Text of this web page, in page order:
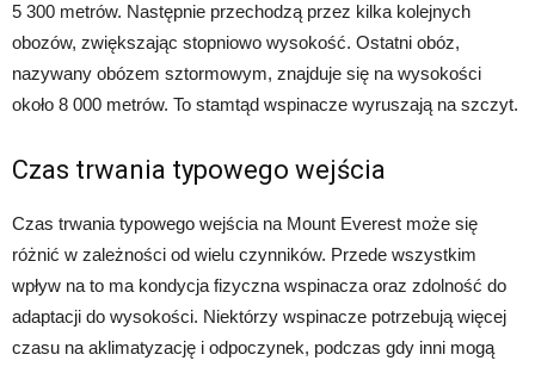
5 300 metrów. Następnie przechodzą przez kilka kolejnych
obozów, zwiększając stopniowo wysokość. Ostatni obóz,
nazywany obózem sztormowym, znajduje się na wysokości
około 8 000 metrów. To stamtąd wspinacze wyruszają na szczyt.
Czas trwania typowego wejścia
Czas trwania typowego wejścia na Mount Everest może się
różnić w zależności od wielu czynników. Przede wszystkim
wpływ na to ma kondycja fizyczna wspinacza oraz zdolność do
adaptacji do wysokości. Niektórzy wspinacze potrzebują więcej
czasu na aklimatyzację i odpoczynek, podczas gdy inni mogą